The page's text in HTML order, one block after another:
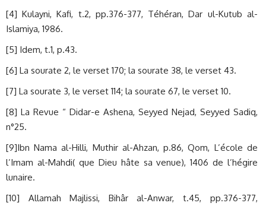
[4] Kulayni, Kafi, t.2, pp.376-377, Téhéran, Dar ul-Kutub al-
Islamiya, 1986.
[5] Idem, t.1, p.43.
[6] La sourate 2, le verset 170; la sourate 38, le verset 43.
[7] La sourate 3, le verset 114; la sourate 67, le verset 10.
[8] La Revue “ Didar-e Ashena, Seyyed Nejad, Seyyed Sadiq,
n°25.
[9]Ibn Nama al-Hilli, Muthir al-Ahzan, p.86, Qom, L’école de
l’Imam al-Mahdi( que Dieu hâte sa venue), 1406 de l’hégire
lunaire.
[10] Allamah Majlissi, Bihâr al-Anwar, t.45, pp.376-377,